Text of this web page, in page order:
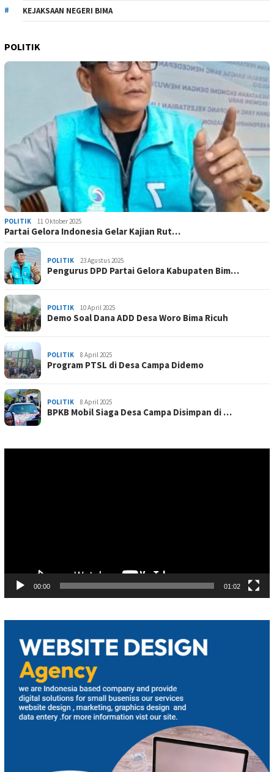
KEJAKSAAN NEGERI BIMA
POLITIK
POLITIK 11 Oktober 2025
Partai Gelora Indonesia Gelar Kajian Rut…
POLITIK 23 Agustus 2025
Pengurus DPD Partai Gelora Kabupaten Bim…
POLITIK 10 April 2025
Demo Soal Dana ADD Desa Woro Bima Ricuh
POLITIK 8 April 2025
Program PTSL di Desa Campa Didemo
POLITIK 8 April 2025
BPKB Mobil Siaga Desa Campa Disimpan di …
00:00 01:02